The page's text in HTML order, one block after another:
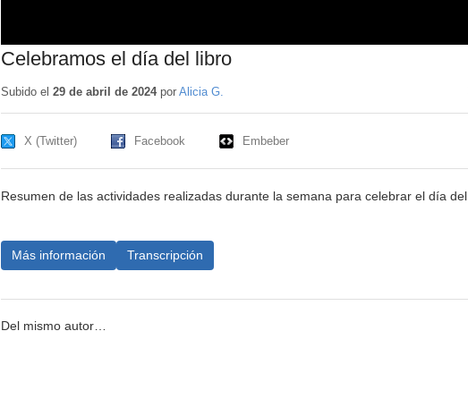
Celebramos el día del libro
Subido el 29 de abril de 2024por Alicia G.
X (Twitter) Facebook Embeber
Resumen de las actividades realizadas durante la semana para celebrar el día del
Más información Transcripción
Del mismo autor…